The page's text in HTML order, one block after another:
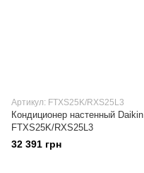
Артикул: FTXS25K/RXS25L3
Кондиционер настенный Daikin
FTXS25K/RXS25L3
32 391 грн